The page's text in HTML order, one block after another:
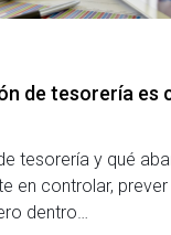
de tesorería es
tesorería y qué
en controlar,
dentro…